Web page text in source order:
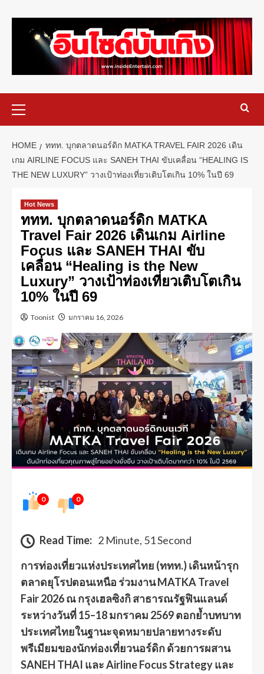
HOME
ททท. บุกตลาดนอร์ดิก MATKA TRAVEL FAIR 2026 เดิน
เกม AIRLINE FOCUS และ SANEH THAI ขับเคลื่อน “HEALING IS
THE NEW LUXURY” วางเป้าท่องเที่ยวเติบโตเกิน 10% ในปี 69
Hot News
ททท. บุกตลาดนอร์ดิก MATKA
Travel Fair 2026 เดินเกม Airline
Focus และ SANEH THAI ขับ
เคลื่อน “Healing is the New
Luxury” วางเป้าท่องเที่ยวเติบโตเกิน
10% ในปี 69
Toonist มกราคม 16, 2026
0 0
Read Time: 2 Minute, 51 Second
การท่องเที่ยวแห่งประเทศไทย (ททท.) เดินหน้ารุก
ตลาดยุโรปตอนเหนือ ร่วมงาน MATKA Travel
Fair 2026 ณ กรุงเฮลซิงกิ สาธารณรัฐฟินแลนด์
ระหว่างวันที่ 15–18 มกราคม 2569 ตอกย้ำบทบาท
ประเทศไทยในฐานะจุดหมายปลายทางระดับ
พรีเมียมของนักท่องเที่ยวนอร์ดิก ด้วยการผสาน
SANEH THAI และ Airline Focus Strategy และ